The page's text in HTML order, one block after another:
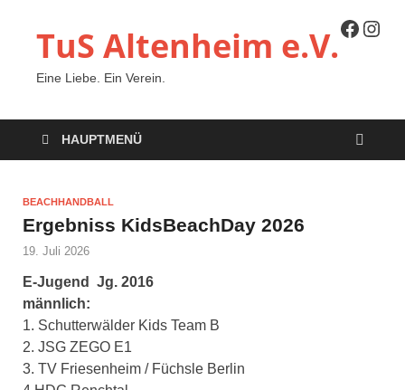
TuS Altenheim e.V.
Eine Liebe. Ein Verein.
HAUPTMENÜ
BEACHHANDBALL
Ergebniss KidsBeachDay 2026
19. Juli 2026
E-Jugend Jg. 2016
männlich:
1. Schutterwälder Kids Team B
2. JSG ZEGO E1
3. TV Friesenheim / Füchsle Berlin